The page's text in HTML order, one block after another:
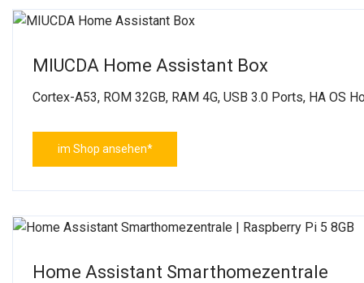
MIUCDA Home Assistant Box
Cortex-A53, ROM 32GB, RAM 4G, USB 3.0 Ports, HA OS
im Shop ansehen*
Home Assistant Smarthomezentrale